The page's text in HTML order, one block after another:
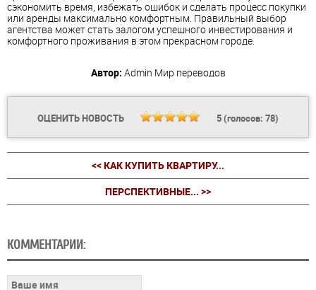
сэкономить время, избежать ошибок и сделать процесс покупки
или аренды максимально комфортным. Правильный выбор
агентства может стать залогом успешного инвестирования и
комфортного проживания в этом прекрасном городе.
Автор: Admin Мир переводов
ОЦЕНИТЬ НОВОСТЬ 5(голосов: 78)
<< КАК КУПИТЬ КВАРТИРУ...
ПЕРСПЕКТИВНЫЕ... >>
КОММЕНТАРИИ: